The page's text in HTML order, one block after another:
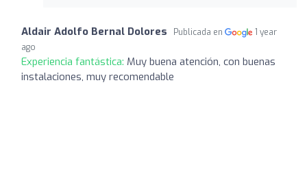
Aldair Adolfo Bernal Dolores Publicada en
1 year
ago
Experiencia fantástica: Muy buena atención, con buenas
instalaciones, muy recomendable